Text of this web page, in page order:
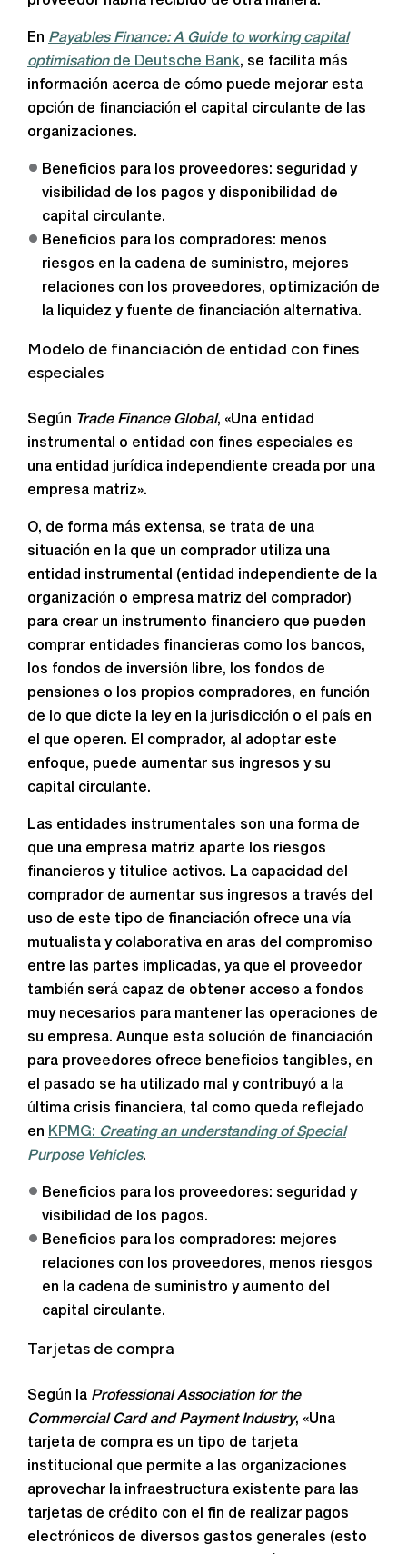
En Payables Finance: A Guide to working capital
optimisationde Deutsche Bank, se facilita más
información acerca de cómo puede mejorar esta
opción de financiación el capital circulante de las
organizaciones.
Beneficios para los proveedores: seguridad y
visibilidad de los pagos y disponibilidad de
capital circulante.
Beneficios para los compradores: menos
riesgos en la cadena de suministro, mejores
relaciones con los proveedores, optimización de
la liquidez y fuente de financiación alternativa.
Modelo de financiación de entidad con fines
especiales
Según Trade Finance Global, «Una entidad
instrumental o entidad con fines especiales es
una entidad jurídica independiente creada por una
empresa matriz».
O, de forma más extensa, se trata de una
situación en la que un comprador utiliza una
entidad instrumental (entidad independiente de la
organización o empresa matriz del comprador)
para crear un instrumento financiero que pueden
comprar entidades financieras como los bancos,
los fondos de inversión libre, los fondos de
pensiones o los propios compradores, en función
de lo que dicte la ley en la jurisdicción o el país en
el que operen. El comprador, al adoptar este
enfoque, puede aumentar sus ingresos y su
capital circulante.
Las entidades instrumentales son una forma de
que una empresa matriz aparte los riesgos
financieros y titulice activos. La capacidad del
comprador de aumentar sus ingresos a través del
uso de este tipo de financiación ofrece una vía
mutualista y colaborativa en aras del compromiso
entre las partes implicadas, ya que el proveedor
también será capaz de obtener acceso a fondos
muy necesarios para mantener las operaciones de
su empresa. Aunque esta solución de financiación
para proveedores ofrece beneficios tangibles, en
el pasado se ha utilizado mal y contribuyó a la
última crisis financiera, tal como queda reflejado
en KPMG: Creating an understanding of Special
Purpose Vehicles.
Beneficios para los proveedores: seguridad y
visibilidad de los pagos.
Beneficios para los compradores: mejores
relaciones con los proveedores, menos riesgos
en la cadena de suministro y aumento del
capital circulante.
Tarjetas de compra
Según la Professional Association for the
Commercial Card and Payment Industry, «Una
tarjeta de compra es un tipo de tarjeta
institucional que permite a las organizaciones
aprovechar la infraestructura existente para las
tarjetas de crédito con el fin de realizar pagos
electrónicos de diversos gastos generales (esto